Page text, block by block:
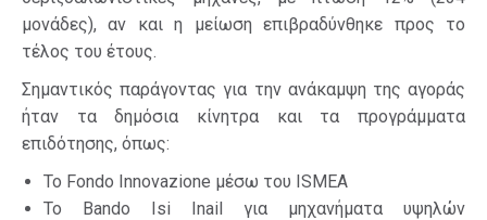
μονάδες), αν και η μείωση επιβραδύνθηκε προς το
τέλος του έτους.
Σημαντικός παράγοντας για την ανάκαμψη της αγοράς
ήταν τα δημόσια κίνητρα και τα προγράμματα
επιδότησης, όπως:
Το Fondo Innovazione μέσω του ISMEA
Το Bando Isi Inail για μηχανήματα υψηλών